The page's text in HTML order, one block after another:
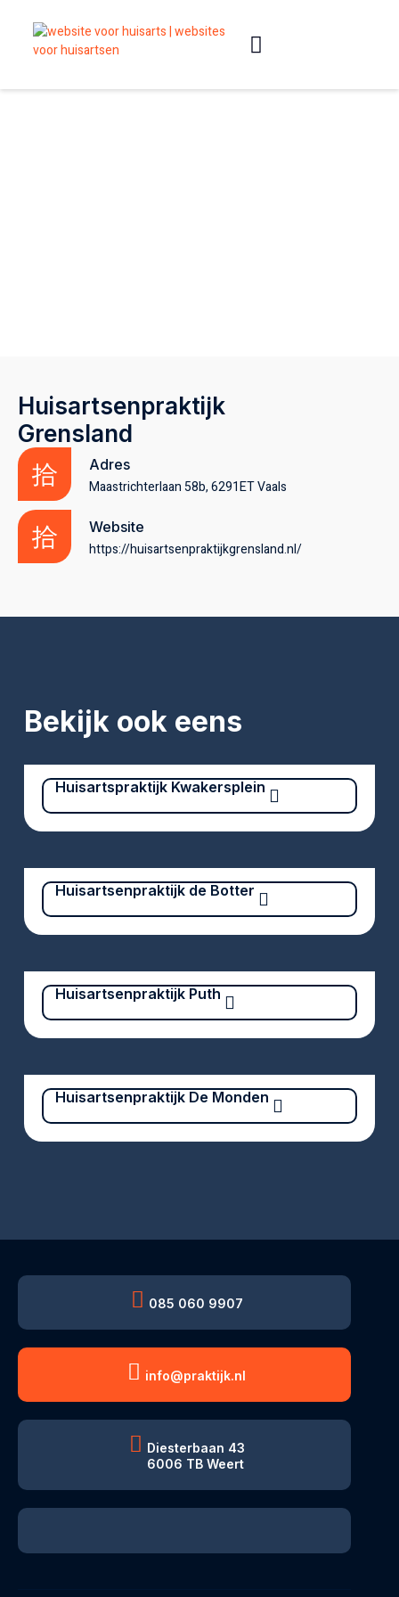
Huisartsenpraktijk
Grensland
Adres
Maastrichterlaan 58b, 6291ET Vaals
Website
https://huisartsenpraktijkgrensland.nl/
Bekijk ook eens
Huisartspraktijk Kwakersplein
Huisartsenpraktijk de Botter
Huisartsenpraktijk Puth
Huisartsenpraktijk De Monden
085 060 9907
info@praktijk.nl
Diesterbaan 43
6006 TB Weert